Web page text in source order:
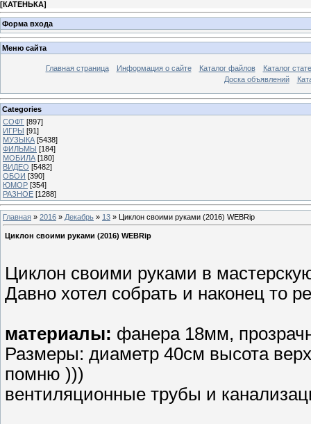
[КАТЕНЬКА]
Форма входа
Меню сайта
Главная страница Информация о сайте Каталог файлов
Каталог
Доска объявлений
Categories
СОФТ [897]
ИГРЫ [91]
МУЗЫКА [5438]
ФИЛЬМЫ [184]
МОБИЛА [180]
ВИДЕО [5482]
ОБОИ [390]
ЮМОР [354]
РАЗНОЕ [1288]
Главная » 2016 » Декабрь » 13 » Циклон своими руками (2016) WEBRip
Циклон своими руками (2016) WEBRip
Циклон своими руками в
Давно хотел собрать и наконец то
материалы: фанера 18мм,
Размеры: диаметр 40см высота
помню )))
вентиляционные трубы и